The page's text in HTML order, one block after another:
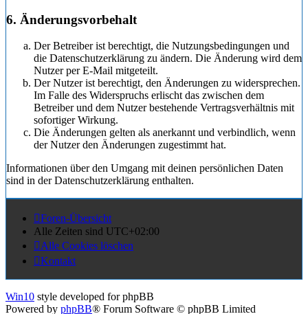
6. Änderungsvorbehalt
Der Betreiber ist berechtigt, die Nutzungsbedingungen und
die Datenschutzerklärung zu ändern. Die Änderung wird dem
Nutzer per E-Mail mitgeteilt.
Der Nutzer ist berechtigt, den Änderungen zu widersprechen.
Im Falle des Widerspruchs erlischt das zwischen dem
Betreiber und dem Nutzer bestehende Vertragsverhältnis mit
sofortiger Wirkung.
Die Änderungen gelten als anerkannt und verbindlich, wenn
der Nutzer den Änderungen zugestimmt hat.
Informationen über den Umgang mit deinen persönlichen Daten
sind in der Datenschutzerklärung enthalten.
Foren-Übersicht
Alle Zeiten sind UTC+02:00
Alle Cookies löschen
Kontakt
Win10 style developed for phpBB
Powered by phpBB® Forum Software © phpBB Limited